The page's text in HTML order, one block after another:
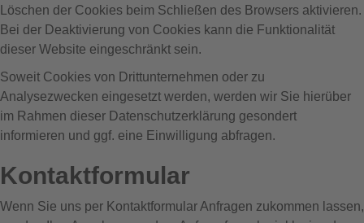
Löschen der Cookies beim Schließen des Browsers aktivieren.
Bei der Deaktivierung von Cookies kann die Funktionalität
dieser Website eingeschränkt sein.
Soweit Cookies von Drittunternehmen oder zu
Analysezwecken eingesetzt werden, werden wir Sie hierüber
im Rahmen dieser Datenschutzerklärung gesondert
informieren und ggf. eine Einwilligung abfragen.
Kontaktformular
Wenn Sie uns per Kontaktformular Anfragen zukommen lassen,